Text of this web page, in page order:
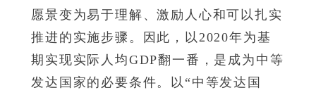
愿景变为易于理解、激励人心和可以扎实
推进的实施步骤。因此，以2020年为基
期实现实际人均GDP翻一番，是成为中等
发达国家的必要条件。以“中等发达国